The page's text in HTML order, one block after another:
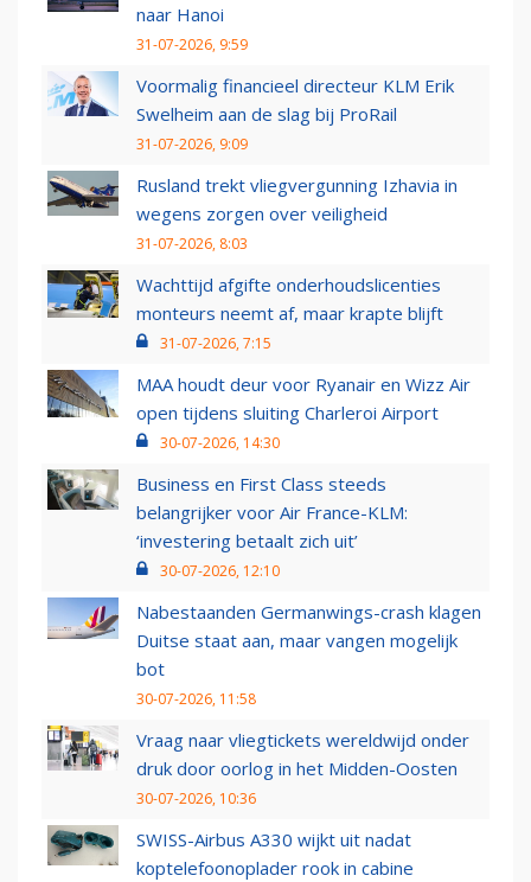
naar Hanoi
31-07-2026, 9:59
Voormalig financieel directeur KLM Erik
Swelheim aan de slag bij ProRail
31-07-2026, 9:09
Rusland trekt vliegvergunning Izhavia in
wegens zorgen over veiligheid
31-07-2026, 8:03
Wachttijd afgifte onderhoudslicenties
monteurs neemt af, maar krapte blijft
31-07-2026, 7:15
MAA houdt deur voor Ryanair en Wizz Air
open tijdens sluiting Charleroi Airport
30-07-2026, 14:30
Business en First Class steeds
belangrijker voor Air France-KLM:
‘investering betaalt zich uit’
30-07-2026, 12:10
Nabestaanden Germanwings-crash klagen
Duitse staat aan, maar vangen mogelijk
bot
30-07-2026, 11:58
Vraag naar vliegtickets wereldwijd onder
druk door oorlog in het Midden-Oosten
30-07-2026, 10:36
SWISS-Airbus A330 wijkt uit nadat
koptelefoonoplader rook in cabine